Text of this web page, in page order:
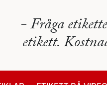
- Fråga
etikett.